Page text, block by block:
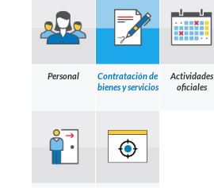
Personal
Contratación de
bienes y servicios
Actividades
oficiales